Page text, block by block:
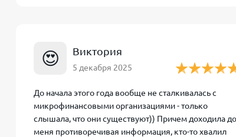
Клиентам, которые хотят взять
Советы и лайфхаки заемщикам
😍 Виктория
5 декабря 2025
До начала этого года вообще не сталкивалась с
микрофинансовыми организациями - только
слышала, что они существуют)) Причем доходила до
меня противоречивая информация, кто-то хвалил